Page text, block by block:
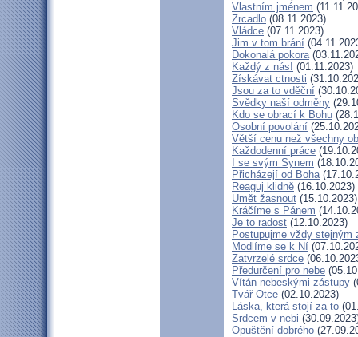
Vlastním jménem
Zrcadlo (08.11.2023)
Vládce (07.11.2023)
Jim v tom brání
Dokonalá pokora
Každý z nás! (01.11.2023)
Získávat ctnosti
Jsou za to vděční
Svědky naší odměny
Kdo se obrací k Bohu
Osobní povolání
Větší cenu než všechny
Každodenní práce
I se svým Synem
Přicházejí od Boha
Reaguj klidně (16.10.2023)
Umět žasnout (15.10.2023)
Kráčíme s Pánem
Je to radost (12.10.2023)
Postupujme vždy stejným
Modlíme se k Ní
Zatvrzelé srdce
Předurčení pro nebe
Vítán nebeskými zástupy
Tvář Otce (02.10.2023)
Láska, která stojí za to
Srdcem v nebi
Opuštění dobrého